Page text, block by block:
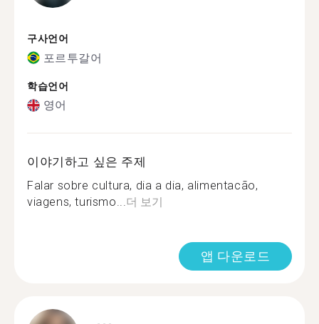
구사언어
포르투갈어
학습언어
영어
이야기하고 싶은 주제
Falar sobre cultura, dia a dia, alimentacão,
viagens, turismo...더 보기
앱 다운로드